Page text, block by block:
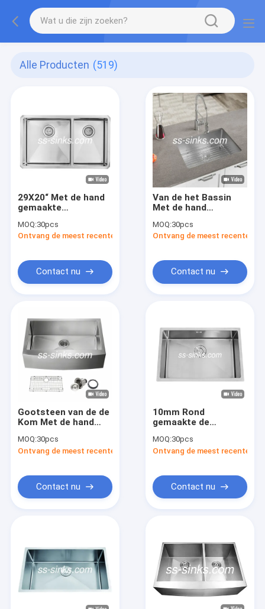
Alle Producten (519)
29X20“ Met de hand
gemaakte
met Anticorrosief
Afvoerkanaal
MOQ:30pcs
Ontvang de meest recente Prijs
Contact nu
Van de het Bassin
Met de hand
van 18
Maatundermount
1/2“
MOQ:30pcs
Ontvang de meest recente
Contact nu
Gootsteen van de de
Kom Met de hand
van de 16
Maatboerderij de
MOQ:30pcs
Ontvang de meest recente Prijs
Contact nu
10mm Rond
gemaakte de
van de Hoek Diepe
Enige Kom met
MOQ:30pcs
Ontvang de meest recente
Contact nu